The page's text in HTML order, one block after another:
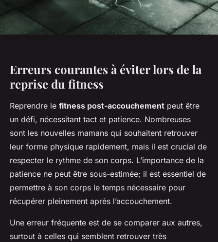
Erreurs courantes à éviter lors de la
reprise du fitness
Reprendre le fitness post-accouchement peut être
un défi, nécessitant tact et patience. Nombreuses
sont les nouvelles mamans qui souhaitent retrouver
leur forme physique rapidement, mais il est crucial de
respecter le rythme de son corps. L’importance de la
patience ne peut être sous-estimée; il est essentiel de
permettre à son corps le temps nécessaire pour
récupérer pleinement après l’accouchement.
Une erreur fréquente est de se comparer aux autres,
surtout à celles qui semblent retrouver très